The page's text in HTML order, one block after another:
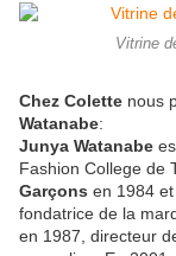
Vitrine
Chez Colette nous
Watanabe:
Junya Watanabe
Fashion College de
Garçons en 1984
fondatrice de la
en 1987, directeur